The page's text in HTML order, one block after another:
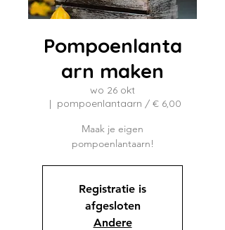
Pompoenlanta
arn maken
wo 26 okt
  |
pompoenlantaarn / € 6,00
Maak je eigen
pompoenlantaarn!
Registratie is
afgesloten
Andere